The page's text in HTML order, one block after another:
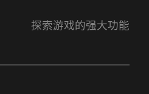
探索游戏的强大功能